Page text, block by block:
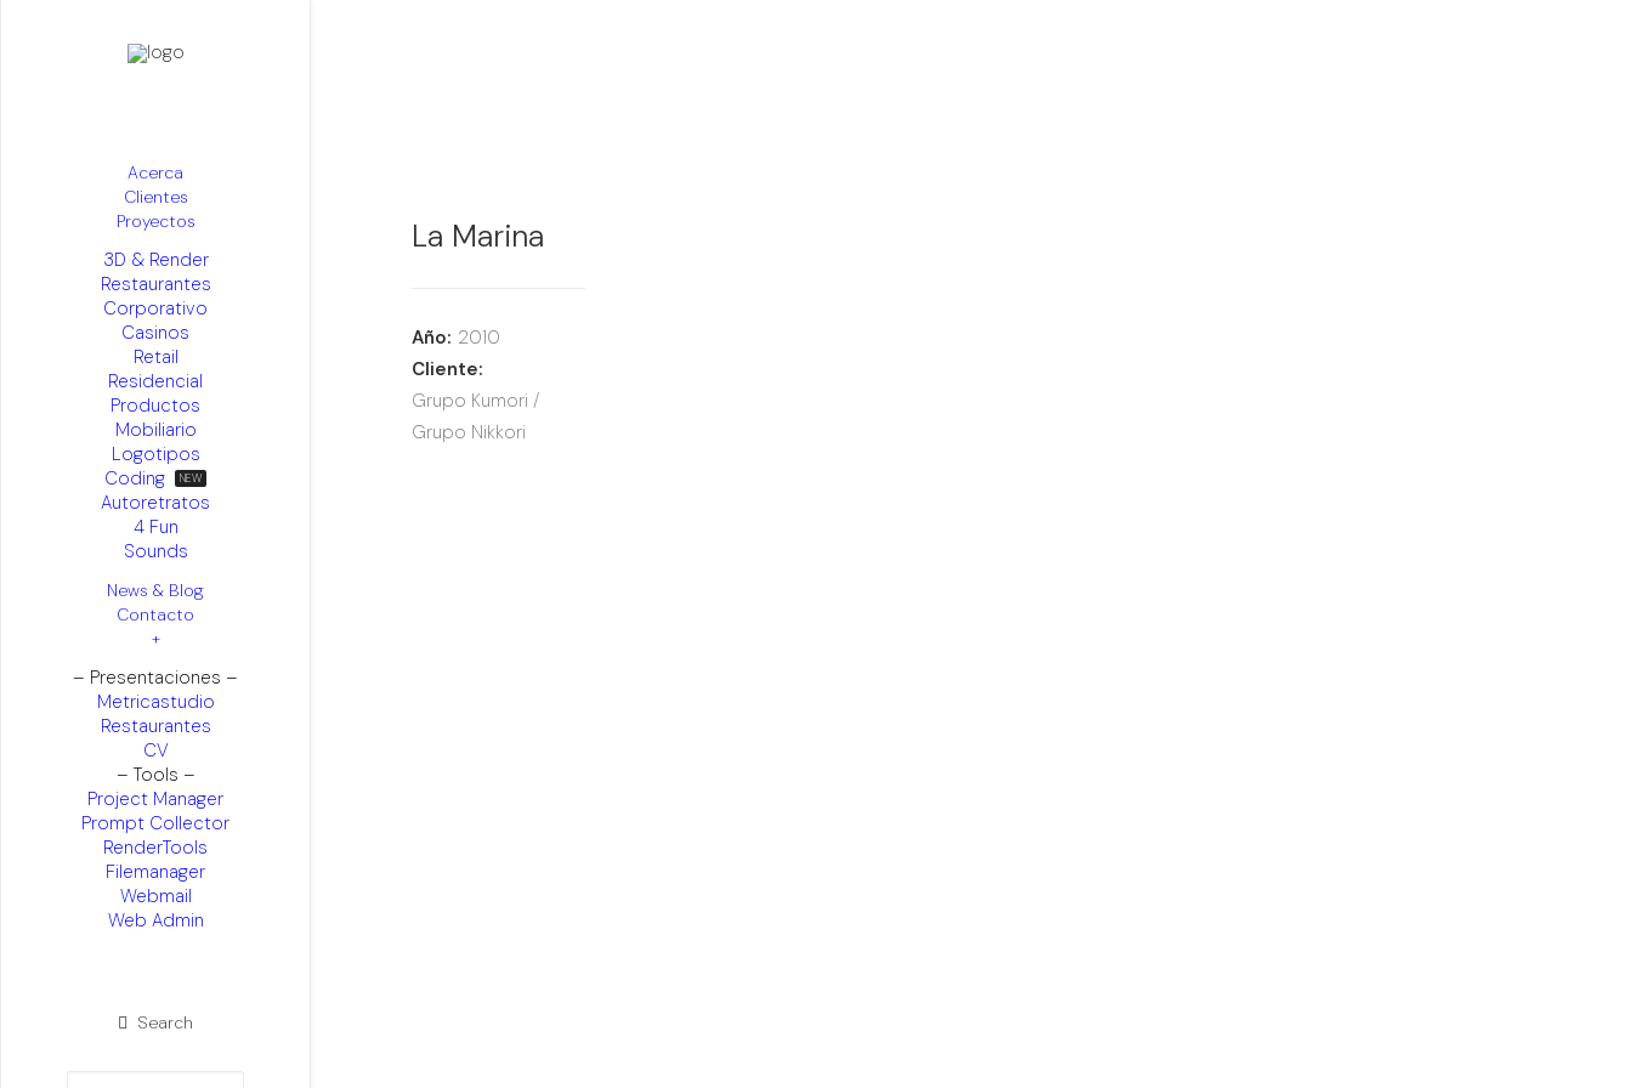
Acerca
Clientes
Proyectos
3D & Render
Restaurantes
Corporativo
Casinos
Retail
Residencial
Productos
Mobiliario
Logotipos
Coding
Autoretratos
4 Fun
Sounds
News & Blog
Contacto
+
– Presentaciones –
Metricastudio
Restaurantes
CV
– Tools –
Project Manager
Prompt Collector
RenderTools
Filemanager
Webmail
Web Admin
Search
La Marina
Año: 2010
Cliente:
Grupo Kumori /
Grupo Nikkori